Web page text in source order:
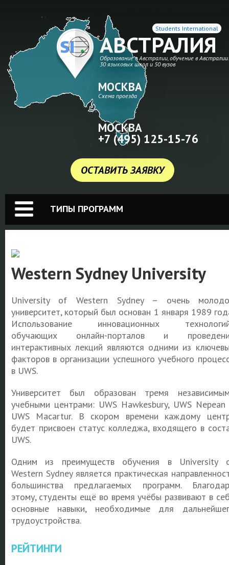
АВСТРАЛИЯ
Образование в Австралии, обучение в Австралии.
30 языковых школ и 50 вузов
Students International
ОСТАВИТЬ ЗАЯВКУ
МОСКВА
Схема проезда
МОСКВА
+7 (495) 125-15-76
ТИПЫ ПРОГРАММ
Western Sydney University
University of Western Sydney – очень
университет, который был основан 1 января 1989
Использование инновационных
обучающих онлайн-порталов и
интерактивных лекций являются одними из
факторов в организации успешного учебного
в UWS.
Университет был образован тремя
учебными центрами: UWS Hawkesbury, UWS
UWS Macartur. В скором времени каждому
будет присвоен статус колледжа, входящего в
UWS.
Одним из преимуществ обучения в University
Western Sydney является практическая
большинства предлагаемых программ.
этому, студенты ещё во время учёбы развивают в
основные навыки, необходимые для
трудоустройства.
РЕЙТИНГИ